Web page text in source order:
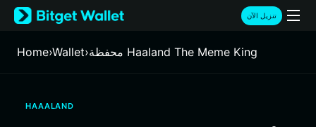
English
日本語
Русский
Italiano
تنزيل الآن
Home›Wallet› محفظة Haaland The Meme King
HAAALAND